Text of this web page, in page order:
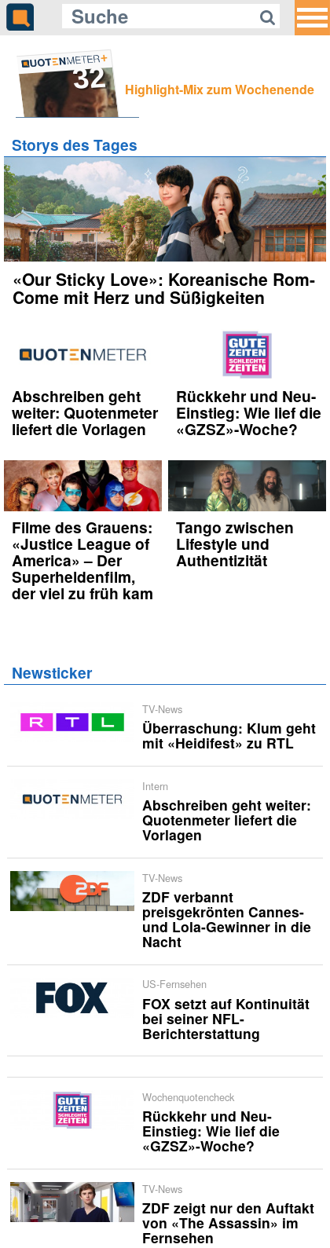
32 Highlight-Mix zum Wochenende
Storys des Tages
«Our Sticky Love»: Koreanische Rom-
Come mit Herz und Süßigkeiten
Abschreiben geht
weiter: Quotenmeter
liefert die Vorlagen
Rückkehr und Neu-
Einstieg: Wie lief die
«GZSZ»-Woche?
Filme des Grauens:
«Justice League of
America» – Der
Superheldenfilm,
der viel zu früh kam
Tango zwischen
Lifestyle und
Authentizität
Newsticker
TV-News
Überraschung: Klum geht
mit «Heidifest» zu RTL
Intern
Abschreiben geht weiter:
Quotenmeter liefert die
Vorlagen
TV-News
ZDF verbannt
preisgekrönten Cannes-
und Lola-Gewinner in die
Nacht
US-Fernsehen
FOX setzt auf Kontinuität
bei seiner NFL-
Berichterstattung
Wochenquotencheck
Rückkehr und Neu-
Einstieg: Wie lief die
«GZSZ»-Woche?
TV-News
ZDF zeigt nur den Auftakt
von «The Assassin» im
Fernsehen